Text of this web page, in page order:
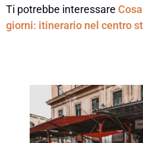
Ti potrebbe interessare
giorni: itinerario nel centro